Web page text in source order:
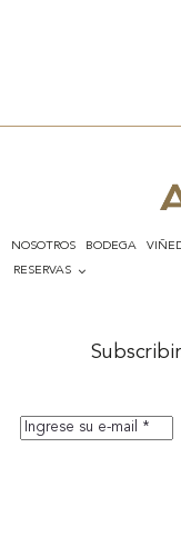
NOSOTROS BODEGA
RESERVAS